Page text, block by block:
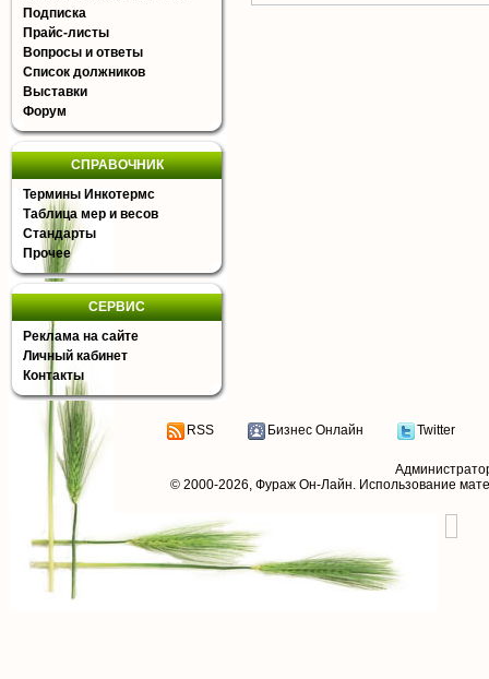
Подписка
Прайс-листы
Вопросы и ответы
Список должников
Выставки
Форум
СПРАВОЧНИК
Термины Инкотермс
Таблица мер и весов
Стандарты
Прочее
СЕРВИС
Реклама на сайте
Личный кабинет
Контакты
RSS Бизнес Онлайн Twitter
© 2000-2026, Фураж Он-Лайн. Использование